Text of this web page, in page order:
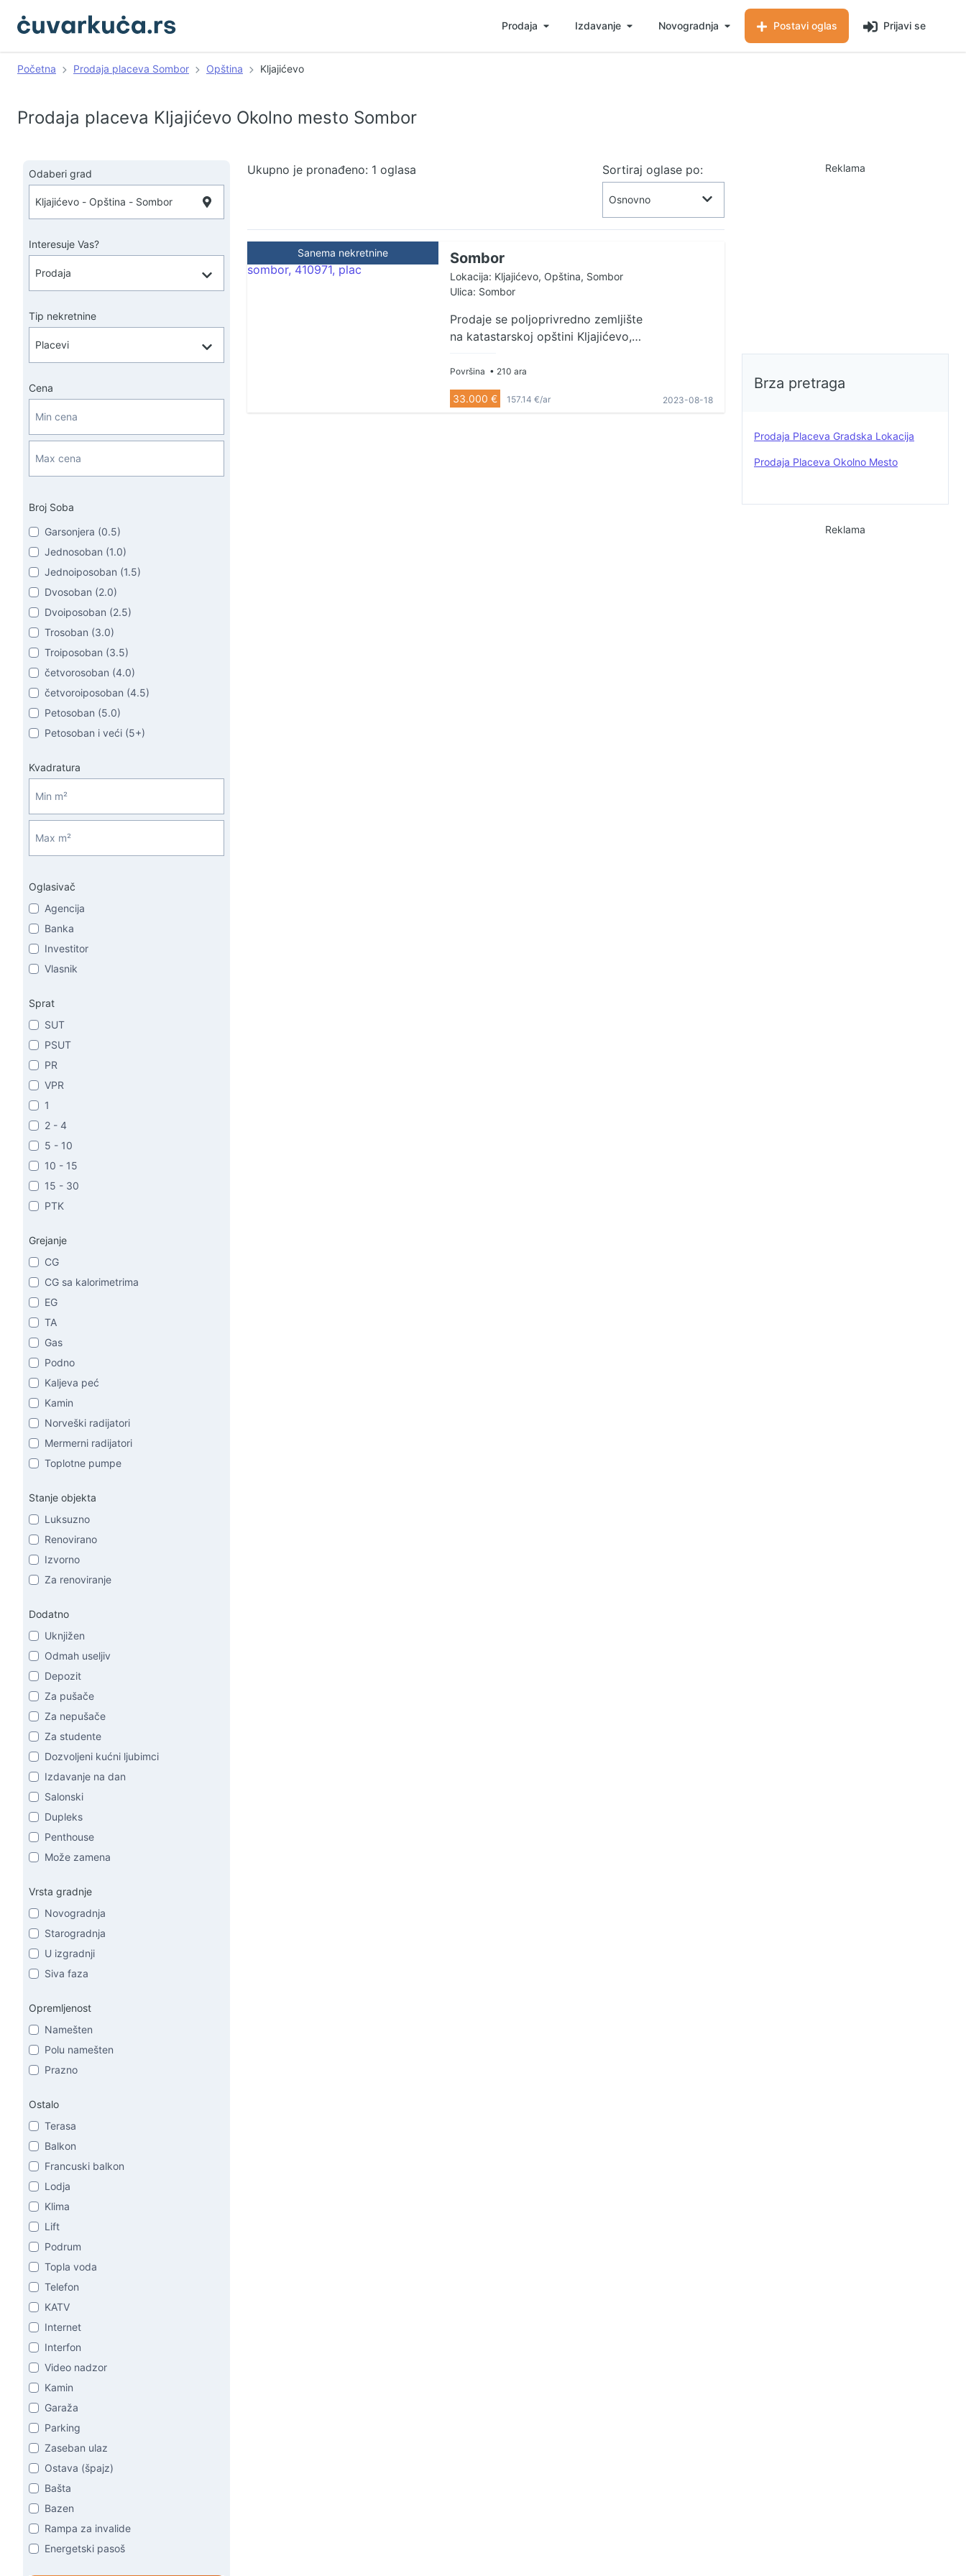
Prodaja Izdavanje Novogradnja Postavi oglas Prijavi se
Početna Prodaja placeva Sombor Opština Kljajićevo
Prodaja placeva Kljajićevo Okolno mesto Sombor
Odaberi grad
Interesuje Vas?
Tip nekretnine
Cena
Broj Soba
Garsonjera (0.5)
Jednosoban (1.0)
Jednoiposoban (1.5)
Dvosoban (2.0)
Dvoiposoban (2.5)
Trosoban (3.0)
Troiposoban (3.5)
četvorosoban (4.0)
četvoroiposoban (4.5)
Petosoban (5.0)
Petosoban i veći (5+)
Kvadratura
Oglasivač
Agencija
Banka
Investitor
Vlasnik
Sprat
SUT
PSUT
PR
VPR
1
2 - 4
5 - 10
10 - 15
15 - 30
PTK
Grejanje
CG
CG sa kalorimetrima
EG
TA
Gas
Podno
Kaljeva peć
Kamin
Norveški radijatori
Mermerni radijatori
Toplotne pumpe
Stanje objekta
Luksuzno
Renovirano
Izvorno
Za renoviranje
Dodatno
Uknjižen
Odmah useljiv
Depozit
Za pušače
Za nepušače
Za studente
Dozvoljeni kućni ljubimci
Izdavanje na dan
Salonski
Dupleks
Penthouse
Može zamena
Vrsta gradnje
Novogradnja
Starogradnja
U izgradnji
Siva faza
Opremljenost
Namešten
Polu namešten
Prazno
Ostalo
Terasa
Balkon
Francuski balkon
Lodja
Klima
Lift
Podrum
Topla voda
Telefon
KATV
Internet
Interfon
Video nadzor
Kamin
Garaža
Parking
Zaseban ulaz
Ostava (špajz)
Bašta
Bazen
Rampa za invalide
Energetski pasoš
Ukupno je pronađeno: 1 oglasa Sortiraj oglase po:
Sanema nekretnine Sombor
Lokacija: Kljajićevo, Opština, Sombor
Ulica: Sombor
Prodaje se poljoprivredno zemljište
na katastarskoj opštini Kljajićevo,
njiva 3,4 i 5 klase.
Površina • 210 ara
33.000 € 157.14 €/ar 2023-08-18
Reklama
Brza pretraga
Prodaja Placeva Gradska Lokacija
Prodaja Placeva Okolno Mesto
Reklama